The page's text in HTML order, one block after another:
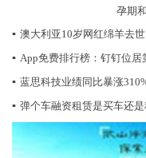
孕期
▪ 澳大利亚10岁网红绵羊去
▪ App免费排行榜：钉钉位
▪ 蓝思科技业绩同比暴涨
▪ 弹个车融资租赁是买车还